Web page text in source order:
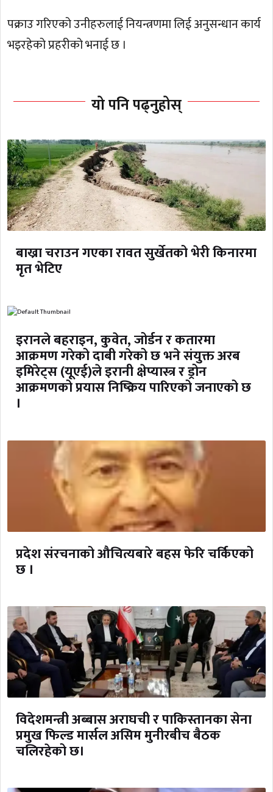
पक्राउ गरिएको उनीहरुलाई नियन्त्रणमा लिई अनुसन्धान कार्य
भइरहेको प्रहरीको भनाई छ ।
यो पनि पढ्नुहोस्
बाख्रा चराउन गएका रावत सुर्खेतको भेरी किनारमा
मृत भेटिए
इरानले बहराइन, कुवेत, जोर्डन र कतारमा
आक्रमण गरेको दाबी गरेको छ भने संयुक्त अरब
इमिरेट्स (यूएई)ले इरानी क्षेप्यास्त्र र ड्रोन
आक्रमणको प्रयास निष्क्रिय पारिएको जनाएको छ
।
प्रदेश संरचनाको औचित्यबारे बहस फेरि चर्किएको
छ ।
विदेशमन्त्री अब्बास अराघची र पाकिस्तानका सेना
प्रमुख फिल्ड मार्सल असिम मुनीरबीच बैठक
चलिरहेको छ।